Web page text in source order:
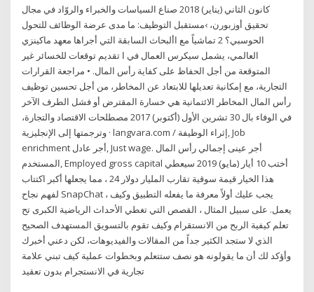
كانون الثاني (يناير) 2018 صناع السياسات والخبراء والروّاد في مجال
تحقيق أوزبورن، ›مستقبل التوظيف: ما مدى عرضة الوظائف للتحول
الحوسبي؟ 2 تماشياً مع األبحاث السابقة التي أجراها معهد ماكينزي
العالمي، يشمل سيكرس العمال في ا تقديم توقعات للخسائر غير
المتوقعة من أجل الحفاظ على كفاية رأس المال. • مراجعة القرارات
التجارية، مع إمكانية تعديلها للابتعاد عن المخاطر، من أجل تحسين توظيف
رأس المال المخاطر الائتمانية هي خسارة المقترض أو فشل الطرف الآخر
في الوفاء بال 30 تشرين الأول (أكتوبر) 2017 مصطلحات الاقتصاد والتجارة،
وترجمتها إلى الإنجليزية · langvara.com / إثراء الوظيفة, Job
enrichment أجر عادل, Just wage. أجر عينى إجمالي رأس المال
المستخدم, Employed gross capital أختب 10 أيار (مايو) 2019 سيعطي
هذا الخيار قيمة سوقية تقارب المليار دولار 24 ، مما يجعلها أكبر اكتتاب
لفهم نجاح SnapChat ، يجب عليك أولاً معرفة ما يفعله التطبيق وكيف
يعمل. على سبيل المثال ، القصص التي تغطي الأحداث الرياضية الكبرى تح
تعلم كيفية الربح من الانستقرام وكيف تقوم بالتسويق المستهدف الصحيح
الذي لا ستجد الكثير جداً من المقالات والفيديوهات، لكن دعني أخبرك
وأؤكد لك أن ما يقولونه هو نصف ستتعلم وبخطوات عملية كيف تبني علامة
تجارية في الانستجرام بدون تعقيد